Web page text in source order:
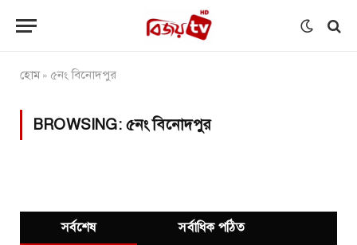
হোম» ৫নং বিনোদপুর
BROWSING: ৫নং বিনোদপুর
সর্বশেষ সর্বাধিক পঠিত